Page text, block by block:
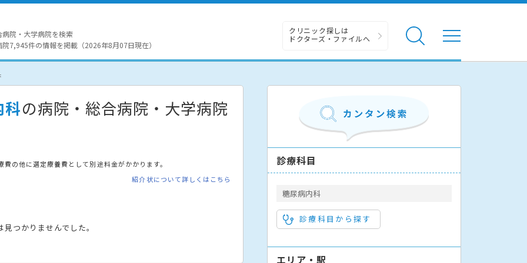
院・大学病院を検索
7,945件の情報を掲載（2026年8月07日現在）
クリニック探しは
ドクターズ・ファイルへ
科の病院・総合病院・大学病院
の他に選定療養費として別途料金がかかります。
紹介状について詳しくはこちら
つかりませんでした。
診療科目
糖尿病内科
診療科目から探す
エリア・駅